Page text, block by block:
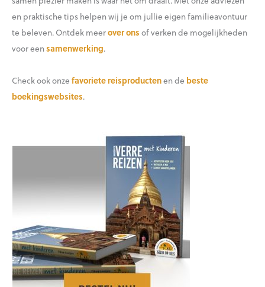
en praktische tips helpen wij je om jullie eigen familieavontuur
te beleven. Ontdek meerover onsof verken de mogelijkheden
voor eensamenwerking.
Check ook onzefavoriete reisproductenen de beste
boekingswebsites.